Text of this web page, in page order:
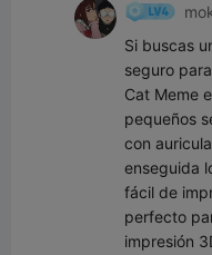
Si buscas
seguro
Cat Meme
pequeños
con
enseguida
fácil de
perfecto
impresión